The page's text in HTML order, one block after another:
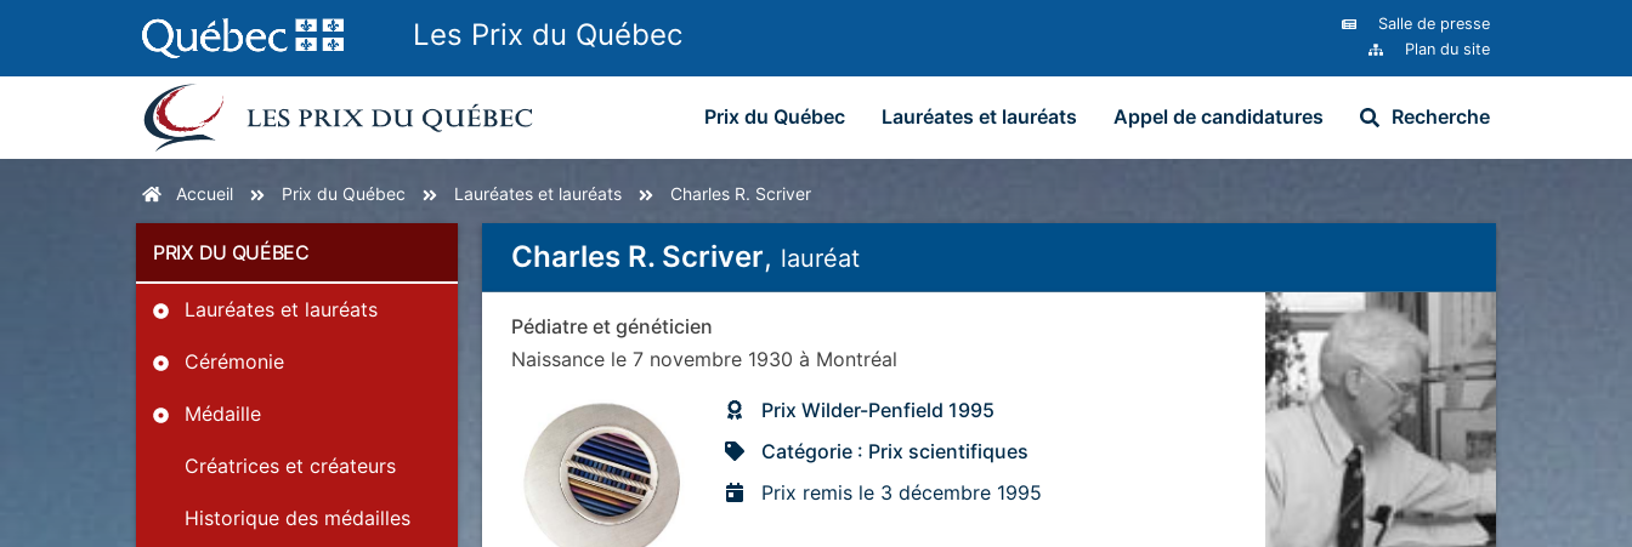
Les Prix du Québec
Salle de presse
Plan du site
Prix du Québec Lauréates et lauréats Appel de candidatures Recherche
Accueil Prix du Québec Lauréates et lauréats Charles R. Scriver
PRIX DU QUÉBEC
Lauréates et lauréats
Cérémonie
Médaille
Créatrices et créateurs
Historique des médailles
Charles R. Scriver, lauréat
Pédiatre et généticien
Naissance le 7 novembre 1930 à Montréal
Prix Wilder-Penfield 1995
Catégorie : Prix scientifiques
Prix remis le 3 décembre 1995